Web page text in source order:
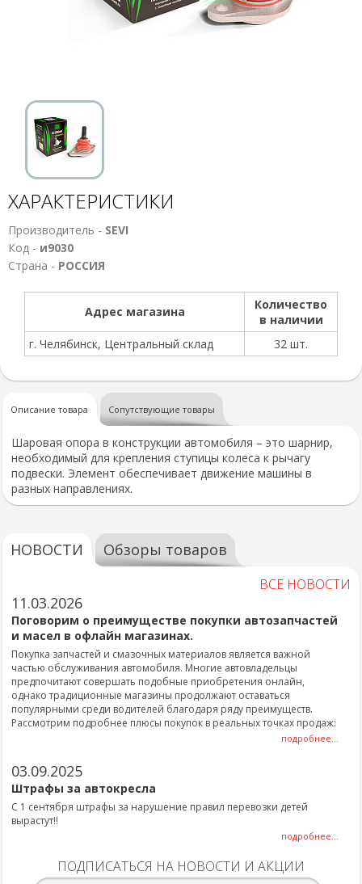
ХАРАКТЕРИСТИКИ
Производитель - SEVI
Код - и9030
Страна - РОССИЯ
Адрес магазина
Количество
в наличии
г. Челябинск, Центральный склад
32 шт.
Описание товара Сопутствующие товары
Шаровая опора в конструкции автомобиля – это шарнир,
необходимый для крепления ступицы колеса к рычагу
подвески. Элемент обеспечивает движение машины в
разных направлениях.
НОВОСТИ Обзоры товаров
ВСЕ НОВОСТИ
11.03.2026
Поговорим о преимуществе покупки автозапчастей
и масел в офлайн магазинах.
Покупка запчастей и смазочных материалов является важной
частью обслуживания автомобиля. Многие автовладельцы
предпочитают совершать подобные приобретения онлайн,
однако традиционные магазины продолжают оставаться
популярными среди водителей благодаря ряду преимуществ.
Рассмотрим подробнее плюсы покупок в реальных точках продаж:
подробнее...
03.09.2025
Штрафы за автокресла
С 1 сентября штрафы за нарушение правил перевозки детей
вырастут!!
подробнее...
ПОДПИСАТЬСЯ НА НОВОСТИ И АКЦИИ